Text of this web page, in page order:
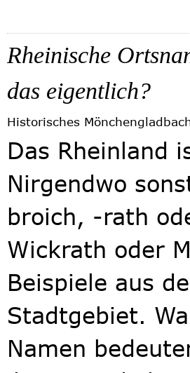
Rheinische
das eigentlich?
Historisches
Das Rheinland
Nirgendwo
broich, -rath
Wickrath oder
Beispiele aus
Stadtgebiet.
Namen